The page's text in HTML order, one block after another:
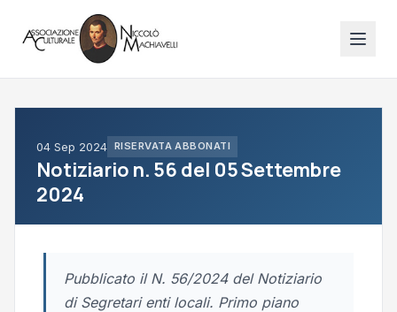
04 Sep 2024 RISERVATA ABBONATI
Notiziario n. 56 del 05 Settembre
2024
Pubblicato il N. 56/2024 del Notiziario
di Segretari enti locali. Primo piano